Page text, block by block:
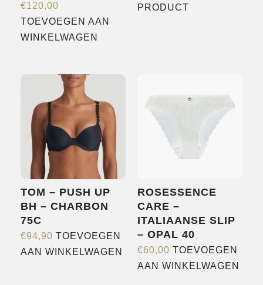
€120,00
TOEVOEGEN AAN
WINKELWAGEN
PRODUCT
optie
kan
gekozen
worden
productpagina
TOM – PUSH UP
BH – CHARBON
75C
€94,90 TOEVOEGEN
AAN WINKELWAGEN
ROSESSENCE
CARE –
ITALIAANSE SLIP
– OPAL 40
€60,00 TOEVOEGEN
AAN WINKELWAGEN